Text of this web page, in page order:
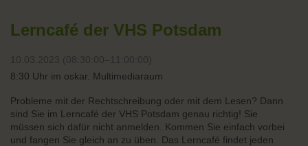
Lerncafé der VHS Potsdam
10.03.2023 (08:30:00–11:00:00)
8:30 Uhr im oskar. Multimediaraum
Probleme mit der Rechtschreibung oder mit dem Lesen? Dann
sind Sie im Lerncafé der VHS Potsdam genau richtig! Sie
müssen sich dafür nicht anmelden. Kommen Sie einfach vorbei
und fangen Sie gleich an zu üben. Das Lerncafé findet jeden